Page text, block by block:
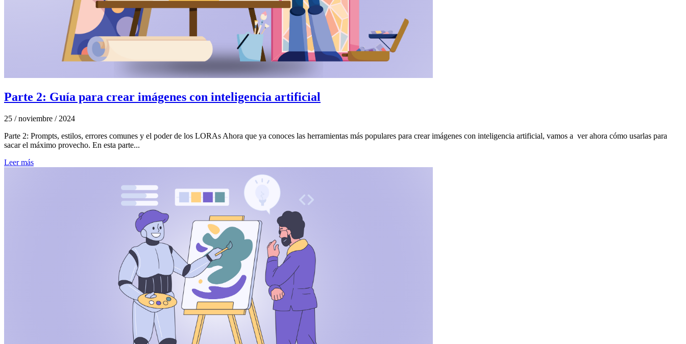
Parte 2: Guía para crear imágenes con inteligencia artificial
25 / noviembre / 2024
Parte 2: Prompts, estilos, errores comunes y el poder de los LORAs Ahora que ya conoces las herramientas más populares para crear imágenes con inteligencia artificial, vamos a ver ahora cómo usarlas para
sacar el máximo provecho. En esta parte...
Leer más